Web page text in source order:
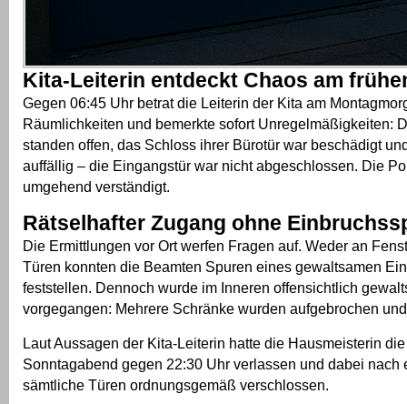
Kita-Leiterin entdeckt Chaos am
Gegen 06:45 Uhr betrat die Leiterin der Kita am
Räumlichkeiten und bemerkte sofort Unregelmäßigkeiten:
standen offen, das Schloss ihrer Bürotür war beschädigt
auffällig – die Eingangstür war nicht abgeschlossen. Die
umgehend verständigt.
Rätselhafter Zugang ohne
Die Ermittlungen vor Ort werfen Fragen auf. Weder an
Türen konnten die Beamten Spuren eines gewaltsamen
feststellen. Dennoch wurde im Inneren offensichtlich
vorgegangen: Mehrere Schränke wurden aufgebrochen
Laut Aussagen der Kita-Leiterin hatte die Hausmeisterin
Sonntagabend gegen 22:30 Uhr verlassen und dabei nach
sämtliche Türen ordnungsgemäß verschlossen.